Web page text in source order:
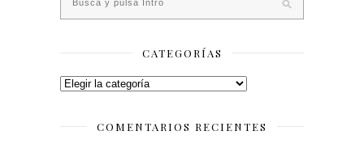
CATEGORÍAS
Categorías
COMENTARIOS RECIENTES